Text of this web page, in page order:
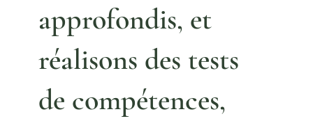
approfondis, et
réalisons des tests
de compétences,